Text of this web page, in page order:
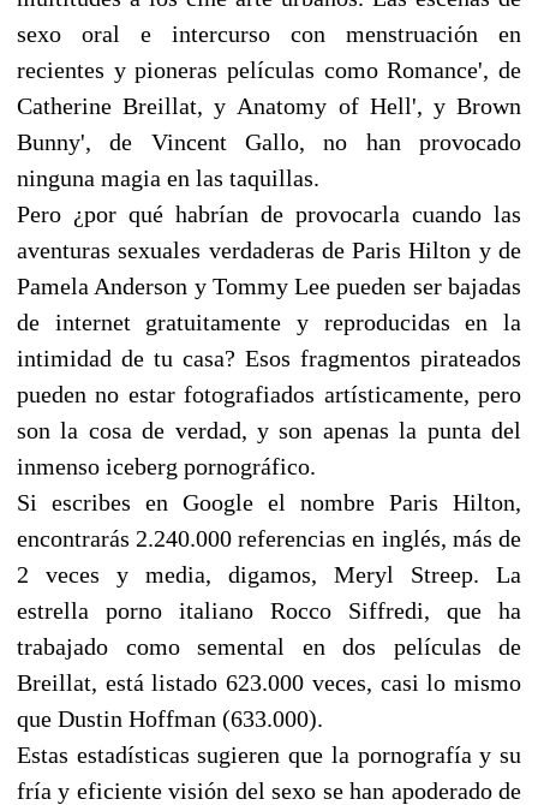
sexo oral e intercurso con menstruación en
recientes y pioneras películas como Romance', de
Catherine Breillat, y Anatomy of Hell', y Brown
Bunny', de Vincent Gallo, no han provocado
ninguna magia en las taquillas.
Pero ¿por qué habrían de provocarla cuando las
aventuras sexuales verdaderas de Paris Hilton y de
Pamela Anderson y Tommy Lee pueden ser bajadas
de internet gratuitamente y reproducidas en la
intimidad de tu casa? Esos fragmentos pirateados
pueden no estar fotografiados artísticamente, pero
son la cosa de verdad, y son apenas la punta del
inmenso iceberg pornográfico.
Si escribes en Google el nombre Paris Hilton,
encontrarás 2.240.000 referencias en inglés, más de
2 veces y media, digamos, Meryl Streep. La
estrella porno italiano Rocco Siffredi, que ha
trabajado como semental en dos películas de
Breillat, está listado 623.000 veces, casi lo mismo
que Dustin Hoffman (633.000).
Estas estadísticas sugieren que la pornografía y su
fría y eficiente visión del sexo se han apoderado de